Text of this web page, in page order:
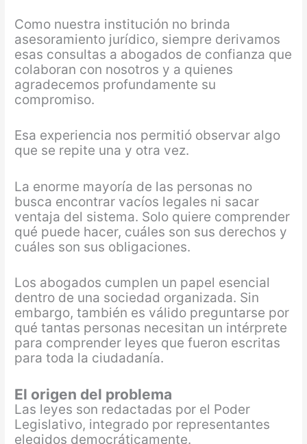
Como nuestra institución no brinda
asesoramiento jurídico, siempre derivamos
esas consultas a abogados de confianza que
colaboran con nosotros y a quienes
agradecemos profundamente su
compromiso.
Esa experiencia nos permitió observar algo
que se repite una y otra vez.
La enorme mayoría de las personas no
busca encontrar vacíos legales ni sacar
ventaja del sistema. Solo quiere comprender
qué puede hacer, cuáles son sus derechos y
cuáles son sus obligaciones.
Los abogados cumplen un papel esencial
dentro de una sociedad organizada. Sin
embargo, también es válido preguntarse por
qué tantas personas necesitan un intérprete
para comprender leyes que fueron escritas
para toda la ciudadanía.
El origen del problema
Las leyes son redactadas por el Poder
Legislativo, integrado por representantes
elegidos democráticamente.